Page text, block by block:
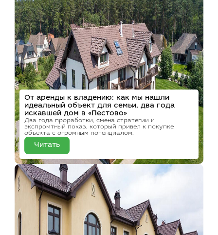
От аренды к владению: как мы нашли
идеальный объект для семьи, два года
искавшей дом в «Пестово»
Два года проработки, смена стратегии и
экспромтный показ, который привел к покупке
объекта с огромным потенциалом.
Читать